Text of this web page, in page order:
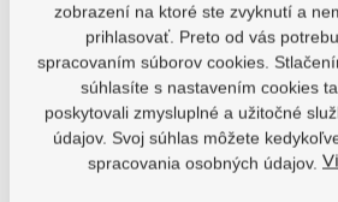
Nôž
Powerslide
Iceblade
Sabres 3
Wheel
Nôž Powerslide
Iceblade Sabres...
Detské
ľadové
korčule
Playlife
Crunchy
Detské ľadové
korčule Playlife...
Skladem 7-10
zobrazení na ktoré ste zvyknutí a
prihlasovať. Preto od vás
spracovaním súborov cookies.
súhlasíte s nastavením cookies
poskytovali zmysluplné a užitočné
údajov. Svoj súhlas môžete
spracovania osobných údajov.